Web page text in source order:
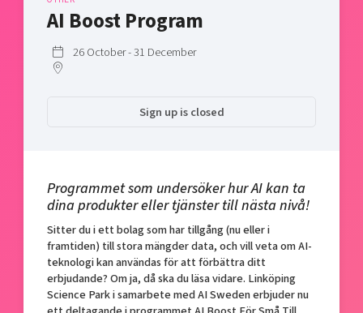
Shaping cities and regions
Bright East
East Sweden Tech Women
Current offers and activities
Upscaling
Talent & skills
Startup & industry collaboration
Our community of companies
Publications
Reach out to us
Locations
AI Boost Program
26 October - 31 December
Sign up is closed
Programmet som undersöker hur AI kan ta
dina produkter eller tjänster till nästa nivå!
Sitter du i ett bolag som har tillgång (nu eller i
framtiden) till stora mängder data, och vill veta om AI-
teknologi kan användas för att förbättra ditt
erbjudande? Om ja, då ska du läsa vidare. Linköping
Science Park i samarbete med AI Sweden erbjuder nu